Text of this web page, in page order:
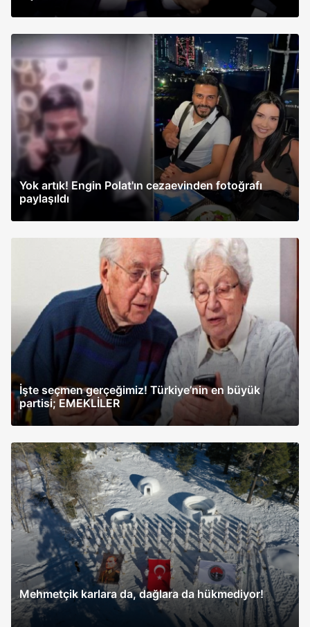
Yok artık! Engin Polat'ın cezaevinden fotoğrafı
paylaşıldı
İşte seçmen gerçeğimiz! Türkiye’nin en büyük
partisi; EMEKLİLER
Mehmetçik karlara da, dağlara da hükmediyor!